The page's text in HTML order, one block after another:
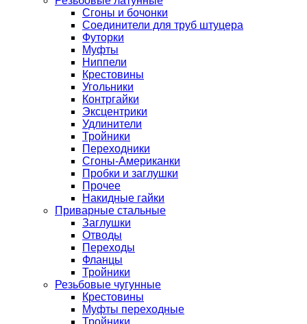
Сгоны и бочонки
Соединители для труб штуцера
Футорки
Муфты
Ниппели
Крестовины
Угольники
Контргайки
Эксцентрики
Удлинители
Тройники
Переходники
Сгоны-Американки
Пробки и заглушки
Прочее
Накидные гайки
Приварные стальные
Заглушки
Отводы
Переходы
Фланцы
Тройники
Резьбовые чугунные
Крестовины
Муфты переходные